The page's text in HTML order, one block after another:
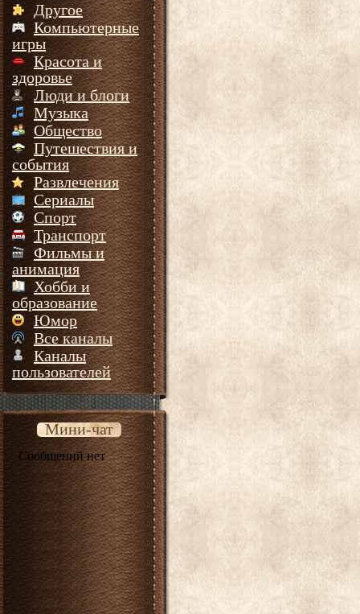
Другое
Компьютерные
игры
Красота и
здоровье
Люди и блоги
Музыка
Общество
Путешествия и
события
Развлечения
Сериалы
Спорт
Транспорт
Фильмы и
анимация
Хобби и
образование
Юмор
Все каналы
Каналы
пользователей
Мини-чат